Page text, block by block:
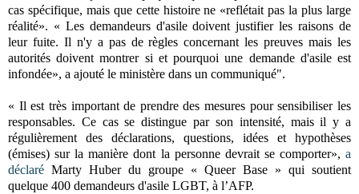
cas spécifique, mais que cette histoire ne «reflétait pas la plus large
réalité». « Les demandeurs d'asile doivent justifier les raisons de
leur fuite. Il n'y a pas de règles concernant les preuves mais les
autorités doivent montrer si et pourquoi une demande d'asile est
infondée», a ajouté le ministère dans un communiqué".
« Il est très important de prendre des mesures pour sensibiliser les
responsables. Ce cas se distingue par son intensité, mais il y a
régulièrement des déclarations, questions, idées et hypothèses
(émises) sur la manière dont la personne devrait se comporter», a
déclaré Marty Huber du groupe « Queer Base » qui soutient
quelque 400 demandeurs d'asile LGBT, à l’AFP.